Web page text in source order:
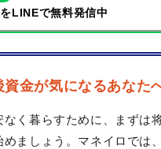
LINEで無料発信中
資金が気になるあなた
なく暮らすために、まずは
めましょう。マネイロでは